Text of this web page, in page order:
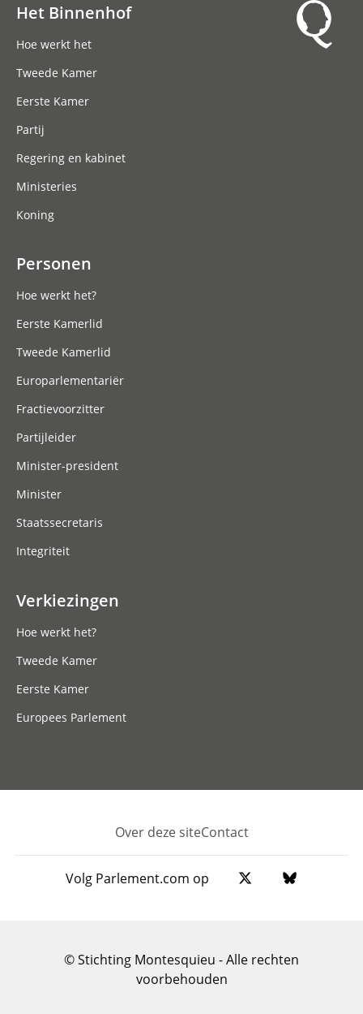
Het Binnenhof
Hoe werkt het
Tweede Kamer
Eerste Kamer
Partij
Regering en kabinet
Ministeries
Koning
Personen
Hoe werkt het?
Eerste Kamerlid
Tweede Kamerlid
Europarlementariër
Fractievoorzitter
Partijleider
Minister-president
Minister
Staatssecretaris
Integriteit
Verkiezingen
Hoe werkt het?
Tweede Kamer
Eerste Kamer
Europees Parlement
Footer
Over deze siteContact
Volg Parlement.com op
© Stichting Montesquieu - Alle rechten
voorbehouden